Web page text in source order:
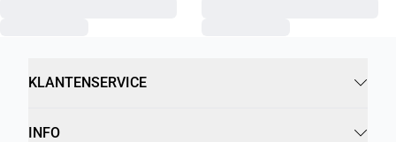
KLANTENSERVICE
INFO